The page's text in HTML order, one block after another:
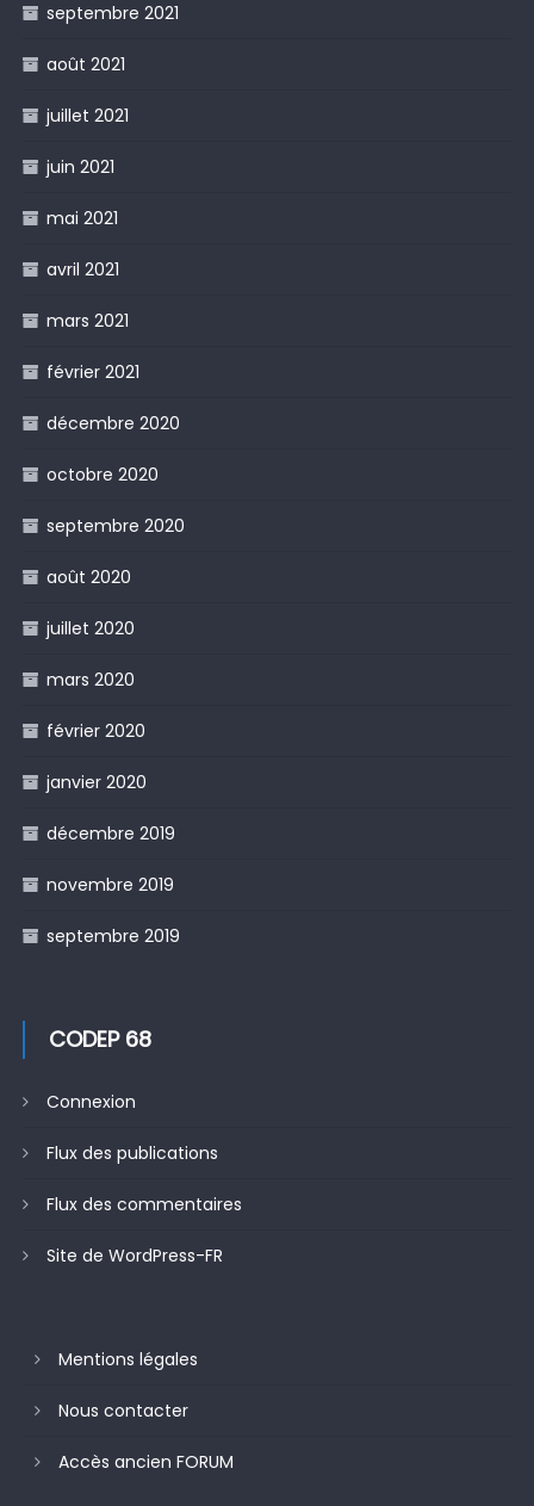
septembre 2021
août 2021
juillet 2021
juin 2021
mai 2021
avril 2021
mars 2021
février 2021
décembre 2020
octobre 2020
septembre 2020
août 2020
juillet 2020
mars 2020
février 2020
janvier 2020
décembre 2019
novembre 2019
septembre 2019
CODEP 68
Connexion
Flux des publications
Flux des commentaires
Site de WordPress-FR
Mentions légales
Nous contacter
Accès ancien FORUM